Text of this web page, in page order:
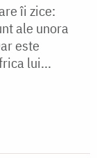
îi zice:
ale unora
este
lui...